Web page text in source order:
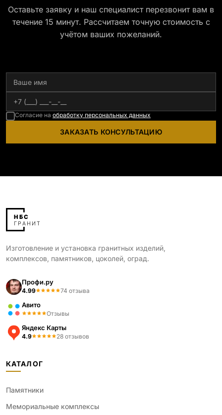
Оставьте заявку и наш специалист перезвонит вам в
течение 15 минут. Рассчитаем точную стоимость с
учётом ваших пожеланий.
Согласие на обработку персональных данных
ЗАКАЗАТЬ КОНСУЛЬТАЦИЮ
Изготовление и установка гранитных изделий,
комплексов, памятников, цоколей, оград.
Профи.ру
4.99 74 отзыва
Авито
Отзывы
Яндекс Карты
4.9 28 отзывов
КАТАЛОГ
Памятники
Мемориальные комплексы